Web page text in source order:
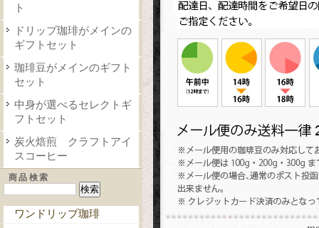
ト
ドリップ珈琲がメインの
ギフトセット
珈琲豆がメインのギフト
セット
中身が選べるセレクトギ
フトセット
炭火焙煎 クラフトアイ
スコーヒー
商品検索
ワンドリップ珈琲